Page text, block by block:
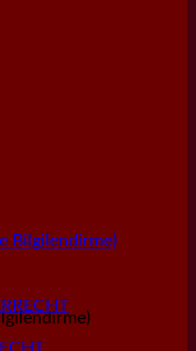
Bilgilendirme)